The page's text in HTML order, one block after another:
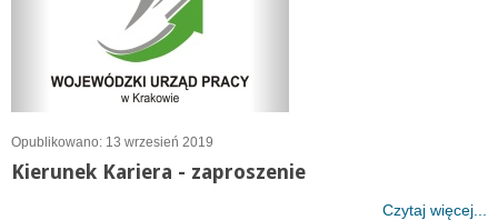
Opublikowano: 13 wrzesień 2019
Kierunek Kariera - zaproszenie
Czytaj więcej...